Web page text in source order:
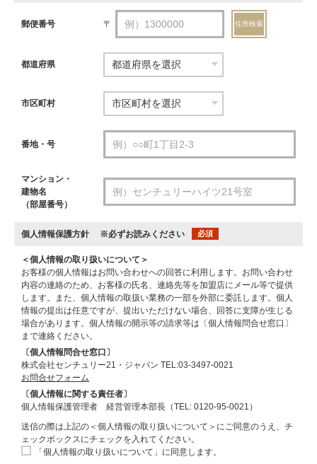
郵便番号 〒 住所検索
都道府県
市区町村
番地・号
マンション・
建物名
（部屋番号）
個人情報保護方針 ※必ずお読みください 必須
＜個人情報の取り扱いについて＞
お客様の個人情報はお問い合わせへの回答に利用します。お問い合わせ
内容の連絡のため、お客様の氏名、連絡先等を加盟店にメール等で提供
します。また、個人情報の取扱い業務の一部を外部に委託します。個人
情報の提出は任意ですが、提出いただけない場合、回答に支障が生じる
場合があります。個人情報の開示等の請求等は〔個人情報問合せ窓口〕
まで連絡ください。
〔個人情報問合せ窓口〕
株式会社センチュリー21・ジャパン TEL:03-3497-0021
お問合せフォーム
〔個人情報に関する責任者〕
個人情報保護管理者 経営管理本部長（TEL: 0120-95-0021）
送信の際は上記の＜個人情報の取り扱いについて＞にご同意のうえ、チ
ェックボックスにチェックを入れてください。
「個人情報の取り扱いについて」に同意します。